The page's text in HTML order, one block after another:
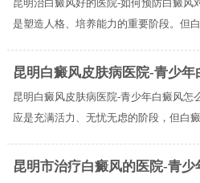
昆明治白癜风好的医院-如何预防白癜风
是塑造人格、培养能力的重要阶段。但
昆明白癜风皮肤病医院-青少
昆明白癜风皮肤病医院-青少年白癜风怎
应是充满活力、无忧无虑的阶段，但白
昆明市治疗白癜风的医院-青